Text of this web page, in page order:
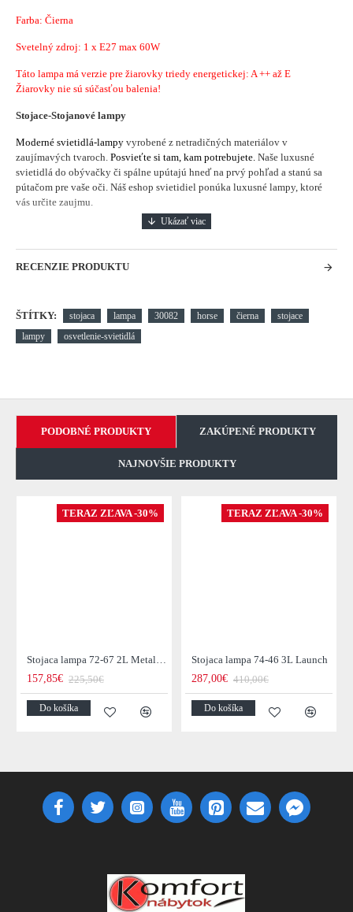
Farba: Čierna
Svetelný zdroj: 1 x E27 max 60W
Táto lampa má verzie pre žiarovky triedy energetickej: A ++ až E
Žiarovky nie sú súčasťou balenia!
Stojace-Stojanové lampy
Moderné svietidlá-lampy vyrobené z netradičných materiálov v
zaujímavých tvaroch. Posvieťte si tam, kam potrebujete. Naše luxusné
svietidlá do obývačky či spálne upútajú hneď na prvý pohľad a stanú sa
pútačom pre vaše oči. Náš eshop svietidiel ponúka luxusné lampy, ktoré
vás určite zaujmu.
RECENZIE PRODUKTU
ŠTÍTKY: stojaca lampa 30082 horse čierna
stojace
lampy
osvetlenie-svietidlá
PODOBNÉ PRODUKTY ZAKÚPENÉ PRODUKTY
NAJNOVŠIE PRODUKTY
TERAZ ZĽAVA -30%
Stojaca lampa 72-67 2L Metal Blinds
157,85€ 225,50€
Do košíka
TERAZ ZĽAVA -30%
Stojaca lampa 74-46 3L Launch
287,00€ 410,00€
Do košíka